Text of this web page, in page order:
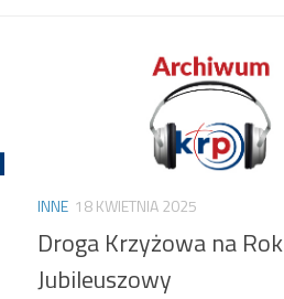
INNE 18 KWIETNIA 2025
Droga Krzyżowa na Rok
Jubileuszowy